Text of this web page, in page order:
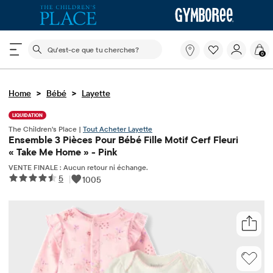
Le champ de recherche ci-dessous filtre les
Qu'est-
que
0
Home > Bébé > Layette
LIQUIDATION
The Children's Place | Tout Acheter Layette
Ensemble 3 Pièces Pour Bébé Fille Motif Cerf Fleuri
« Take Me Home » - Pink
VENTE FINALE : Aucun retour ni échange.
5 | 1005